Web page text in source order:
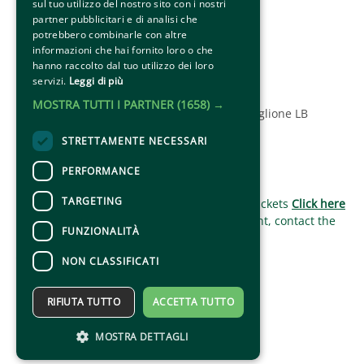
Social
© 2025 Associazione Amici del Palio di Ronciglione LB
CONTACTS
For information and support in purchasing tickets Click here
For information on the program and the event, contact the
organizer .
Accessibility statement
sul tuo utilizzo del nostro sito con i nostri
partner pubblicitari e di analisi che
potrebbero combinarle con altre
informazioni che hai fornito loro o che
hanno raccolto dal tuo utilizzo dei loro
servizi. Leggi di più
MOSTRA TUTTI I PARTNER (1658) →
STRETTAMENTE NECESSARI
PERFORMANCE
TARGETING
FUNZIONALITÀ
NON CLASSIFICATI
ACCETTA TUTTO
RIFIUTA TUTTO
MOSTRA DETTAGLI